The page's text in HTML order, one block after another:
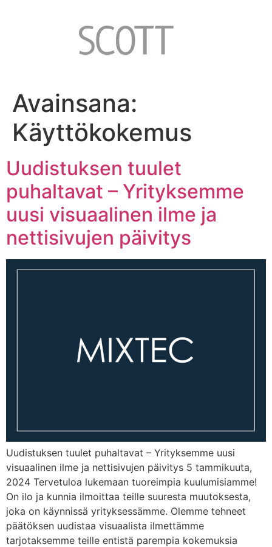
Avainsana:
Käyttökokemus
Uudistuksen tuulet
puhaltavat – Yrityksemme
uusi visuaalinen ilme ja
nettisivujen päivitys
Uudistuksen tuulet puhaltavat – Yrityksemme uusi
visuaalinen ilme ja nettisivujen päivitys 5 tammikuuta,
2024 Tervetuloa lukemaan tuoreimpia kuulumisiamme!
On ilo ja kunnia ilmoittaa teille suuresta muutoksesta,
joka on käynnissä yrityksessämme. Olemme tehneet
päätöksen uudistaa visuaalista ilmettämme
tarjotaksemme teille entistä parempia kokemuksia